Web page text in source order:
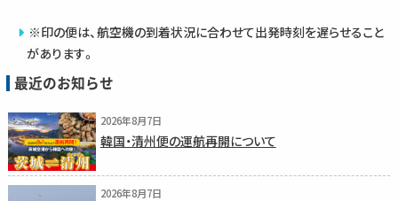
※印の便は、航空機の到着状況に合わせて出発時刻を遅らせること
があります。
最近のお知らせ
2026年8月7日
韓国・清州便の運航再開について
2026年8月7日